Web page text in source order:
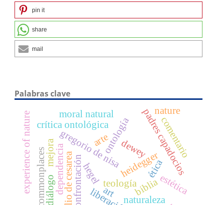
pin it
share
mail
Palabras clave
biblia
teología
heidegger
hegel
ontología
confrontación
padres capadocios
basilio de cesarea
gregorio de nisa
dependencia
crítica ontológica
diálogo
ética
comentario
moral natural
dewey
arte
experience of nature art estética
naturaleza
commonplaces
nature
mejora